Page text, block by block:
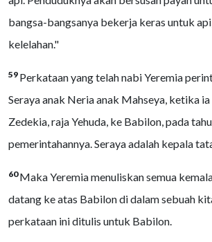
bangsa-bangsanya bekerja keras untuk
kelelahan."
59 Perkataan yang telah nabi Yeremia
Seraya anak Neria anak Mahseya, ketika
Zedekia, raja Yehuda, ke Babilon, pada
pemerintahannya. Seraya adalah kepala
60Maka Yeremia menuliskan semua
datang ke atas Babilon di dalam sebuah
perkataan ini ditulis untuk Babilon.